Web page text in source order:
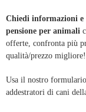
Chiedi informazioni
pensione per animali
offerte, confronta più
qualità/prezzo migliore!
Usa il nostro
addestratori di cani